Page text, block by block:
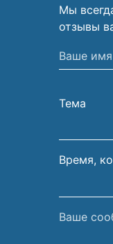
Мы
отзывы
Ваше
имя
фамилия
Тема
Время,
Ваше